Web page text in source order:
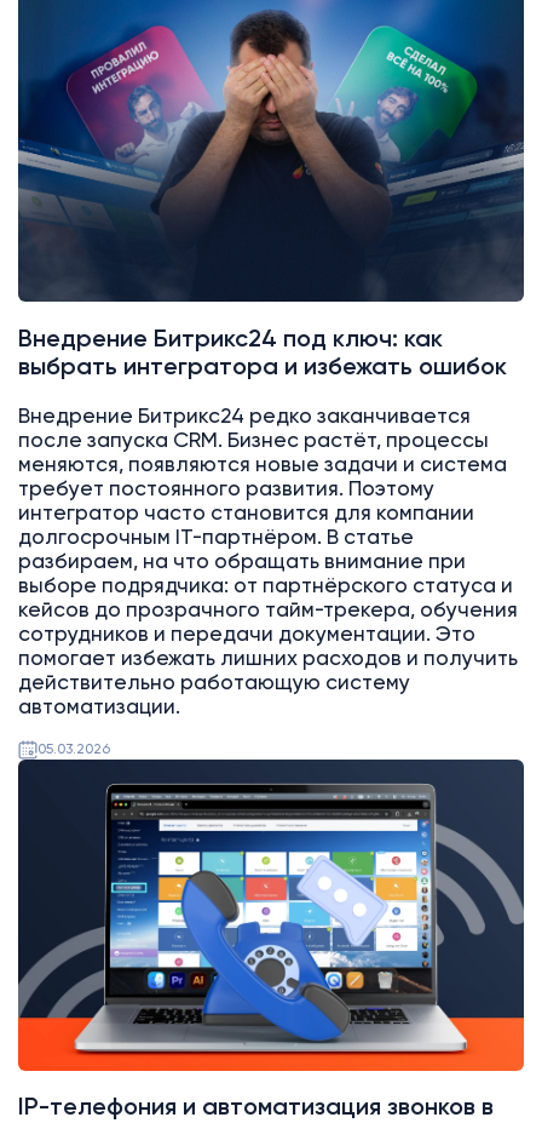
Интеграции
Внедрение Битрикс24 под ключ: как
выбрать интегратора и избежать ошибок
Внедрение Битрикс24 редко заканчивается
после запуска CRM. Бизнес растёт, процессы
меняются, появляются новые задачи и система
требует постоянного развития. Поэтому
интегратор часто становится для компании
долгосрочным IT-партнёром. В статье
разбираем, на что обращать внимание при
выборе подрядчика: от партнёрского статуса и
кейсов до прозрачного тайм-трекера, обучения
сотрудников и передачи документации. Это
помогает избежать лишних расходов и получить
действительно работающую систему
автоматизации.
05.03.2026
Битрикс24
Интеграции
IP-телефония и автоматизация звонков в